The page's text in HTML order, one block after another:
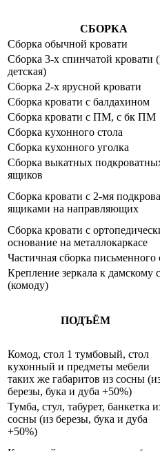
СБОРКА
Сборка обычной кровати
Сборка 3-х спинчатой кровати
детская)
Сборка 2-х ярусной кровати
Сборка кровати с балдахином
Сборка кровати с ПМ, с бк ПМ
Сборка кухонного стола
Сборка кухонного уголка
Сборка выкатных
ящиков
Сборка кровати с 2-мя
ящиками на направляющих
Сборка кровати с
основание на металлокаркасе
Частичная сборка письменного
Крепление зеркала к дамскому
(комоду)
ПОДЪЁМ
Комод, стол 1 тумбовый, стол
кухонный и предметы мебели
таких же габаритов из сосны
березы, бука и дуба +50%)
Тумба, стул, табурет, банкетка
сосны (из березы, бука и дуба
+50%)